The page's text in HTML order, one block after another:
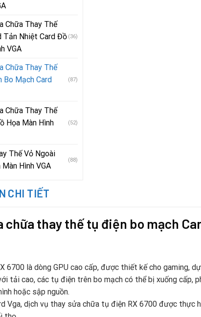
Chữa Thay Thế
Tản Nhiệt Card Đồ
VGA
(36)
Chữa Thay Thế
Bo Mạch Card
(87)
Chữa Thay Thế
Họa Màn Hình
(52)
Thế Vỏ Ngoài
Hình VGA
(88)
CHI TIẾT
chữa thay thế tụ điện bo mạch
6700 là dòng GPU cao cấp, được thiết kế cho gaming,
tải cao, các tụ điện trên bo mạch có thể bị xuống cấp,
hoặc sập nguồn.
Vga, dịch vụ thay sửa chữa tụ điện RX 6700 được